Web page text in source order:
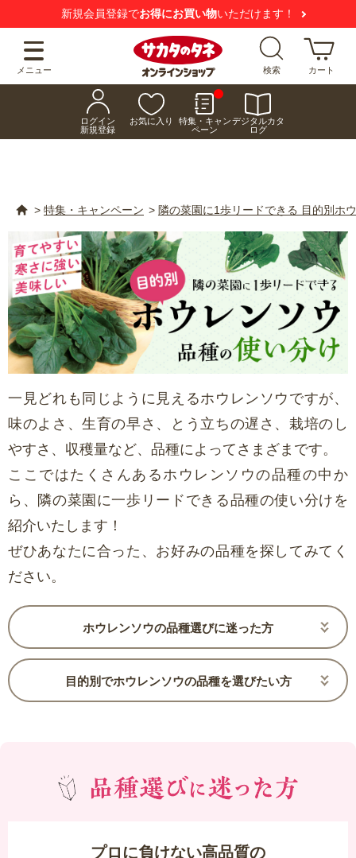
【注意喚起】悪質な偽サイトにご注意ください
メニュー 検索 カート
ログイン
新規登録
お気に入り
特集・キャン
ペーン
デジタルカタ
ログ
> 特集・キャンペーン > 隣の菜園に1歩リードできる 目的別ホ
一見どれも同じように見えるホウレンソウですが、
味のよさ、生育の早さ、とう立ちの遅さ、栽培のし
やすさ、収穫量など、品種によってさまざまです。
ここではたくさんあるホウレンソウの品種の中か
ら、隣の菜園に一歩リードできる品種の使い分けを
紹介いたします！
ぜひあなたに合った、お好みの品種を探してみてく
ださい。
ホウレンソウの品種選びに迷った方
目的別でホウレンソウの品種を選びたい方
プロに負けない高品質の